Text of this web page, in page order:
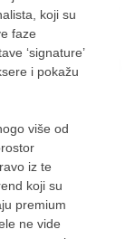
koji su
faze
‘signature’
i pokažu
više od
iz te
koji su
premium
ne vide